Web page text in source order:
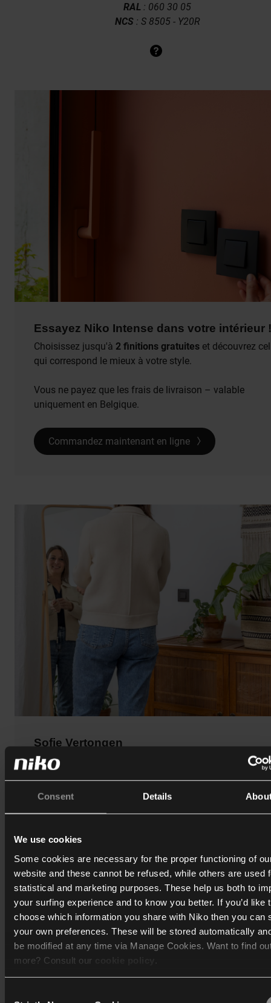
Consent Details
We use cookies
Some cookies are necessary for the proper functioning of
website and these cannot be refused, while others are used
statistical and marketing purposes. These help us both to
your surfing experience and to know you better. If you’d like
choose which information you share with Niko then you can
your own preferences. These will be stored automatically
be modified at any time via Manage Cookies. Want to find
more? Consult our
RAL : 060 30 05
NCS: S 8505 - Y20R
Essayez Niko Intense dans votre intérieur !
Choisissez jusqu'à 2 finitions gratuites et découvrez
qui correspond le mieux à votre style.
Vous ne payez que les frais de livraison – valable
uniquement en Belgique.
Commandez maintenant en ligne
Sofie Vertongen
« Le Niko Intense dark brown coated est un interrupteur